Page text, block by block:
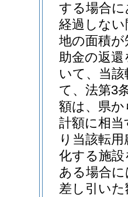
する場合
経過しな
地の面積
助金の返
いて、当
て、法第3
額は、県
計額に相
り当該転
化する施
ある場合
差し引いた